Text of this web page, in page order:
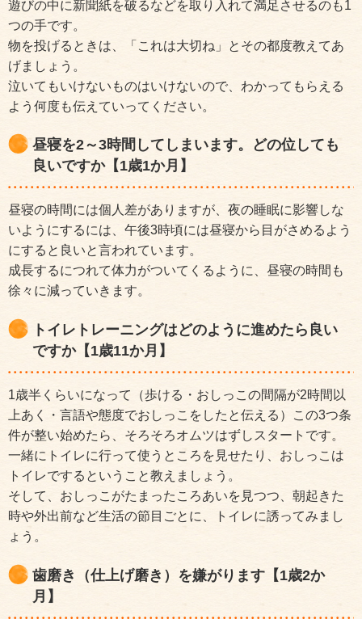
遊びの中に新聞紙を破るなどを取り入れて満足させるのも1
つの手です。
物を投げるときは、「これは大切ね」とその都度教えてあ
げましょう。
泣いてもいけないものはいけないので、わかってもらえる
よう何度も伝えていってください。
昼寝を2～3時間してしまいます。どの位しても
良いですか【1歳1か月】
昼寝の時間には個人差がありますが、夜の睡眠に影響しな
いようにするには、午後3時頃には昼寝から目がさめるよう
にすると良いと言われています。
成長するにつれて体力がついてくるように、昼寝の時間も
徐々に減っていきます。
トイレトレーニングはどのように進めたら良い
ですか【1歳11か月】
1歳半くらいになって（歩ける・おしっこの間隔が2時間以
上あく・言語や態度でおしっこをしたと伝える）この3つ条
件が整い始めたら、そろそろオムツはずしスタートです。
一緒にトイレに行って使うところを見せたり、おしっこは
トイレでするということ教えましょう。
そして、おしっこがたまったころあいを見つつ、朝起きた
時や外出前など生活の節目ごとに、トイレに誘ってみまし
ょう。
歯磨き（仕上げ磨き）を嫌がります【1歳2か
月】